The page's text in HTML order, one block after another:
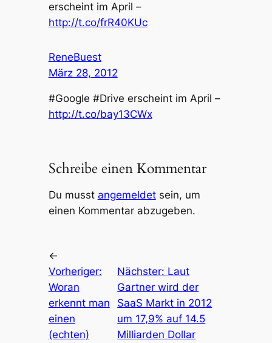
erscheint im April –
http://t.co/frR40KUc
ReneBuest
März 28, 2012
#Google #Drive erscheint im April –
http://t.co/bay13CWx
Schreibe einen Kommentar
Du musst angemeldetsein, um
einen Kommentar abzugeben.
←
Vorheriger:
Woran
erkennt man
einen
(echten)
Nächster: Laut
Gartner wird der
SaaS Markt in 2012
um 17,9% auf 14.5
Milliarden Dollar